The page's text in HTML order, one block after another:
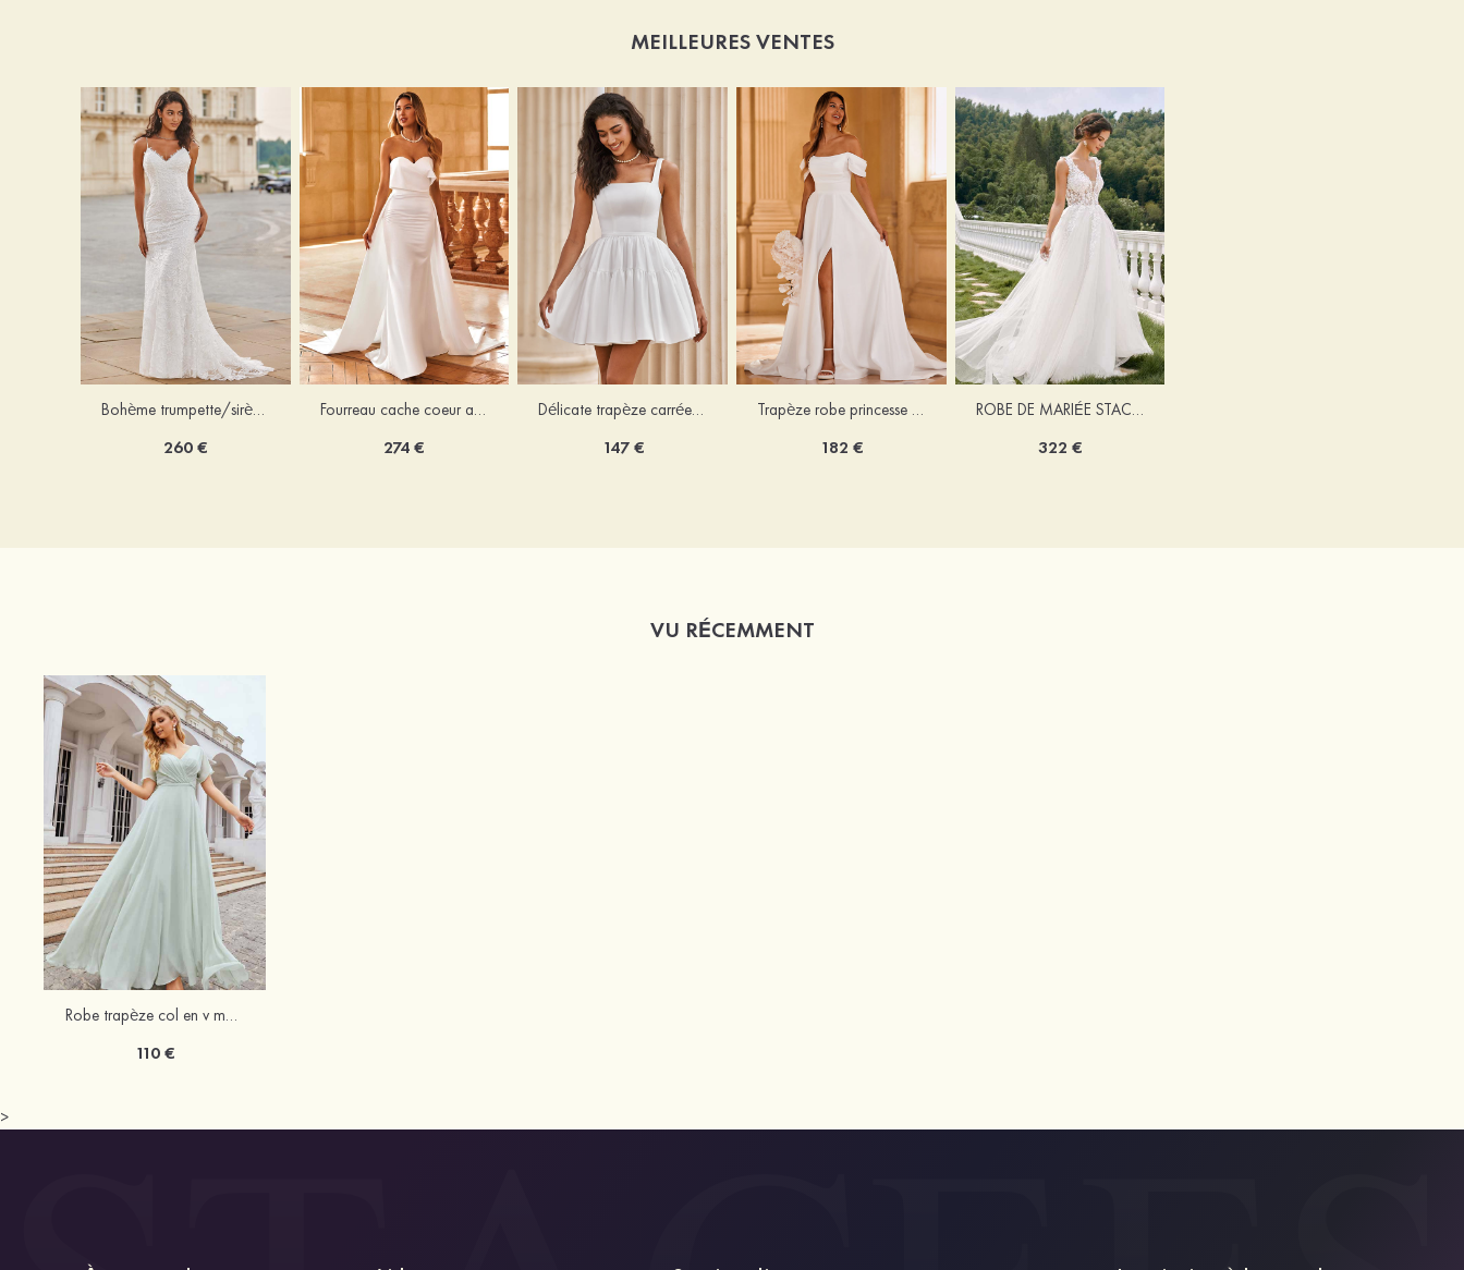
MEILLEURES VENTES
Bohème trumpette/sirène col en v dentelle traîne balayage robe de mariée
260 €
Fourreau cache coeur amovible/abattable satin robe de mariée
274 €
Délicate trapèze carrée satin courte/mini robe de mariée
147 €
Trapèze robe princesse épaule dénudée traîne chapelle satin robe de mariée
182 €
ROBE DE MARIÉE STACEES ALONA
322 €
VU RÉCEMMENT
Robe trapèze col en v mousseline longueur ras du sol robe de demoiselle d'honneur avec sangle
110 €
>